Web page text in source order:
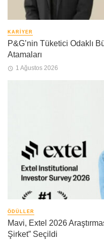
KARIYER
P&G’nin Tüketici Odaklı
Atamaları
1 Ağustos 2026
ÖDÜLLER
Mavi, Extel 2026
Şirket” Seçildi